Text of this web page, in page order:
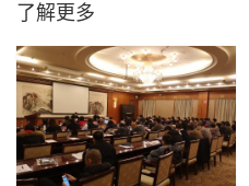
了解更多